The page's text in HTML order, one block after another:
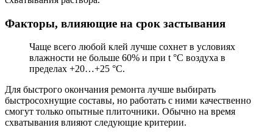
Факторы, влияющие на срок застывания
Чаще всего любой клей лучше сохнет в условиях
влажности не больше 60% и при t °C воздуха в
пределах +20…+25 °C.
Для быстрого окончания ремонта лучше выбирать
быстросохнущие составы, но работать с ними качественно
смогут только опытные плиточники. Обычно на время
схватывания влияют следующие критерии.